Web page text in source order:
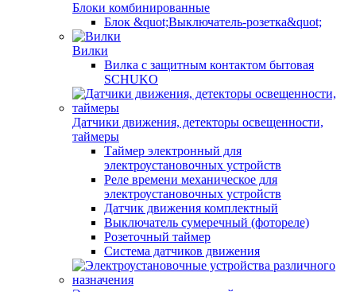
Блоки комбинированные
Блок &quot;Выключатель-розетка&quot;
Вилки
Вилка с защитным контактом бытовая
SCHUKO
Датчики движения, детекторы освещенности,
таймеры
Таймер электронный для
электроустановочных устройств
Реле времени механическое для
электроустановочных устройств
Датчик движения комплектный
Выключатель сумеречный (фотореле)
Розеточный таймер
Система датчиков движения